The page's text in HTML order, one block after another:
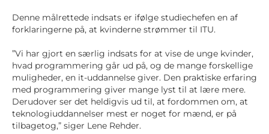
Denne målrettede indsats er ifølge studiechefen en af
forklaringerne på, at kvinderne strømmer til ITU.
”Vi har gjort en særlig indsats for at vise de unge kvinder,
hvad programmering går ud på, og de mange forskellige
muligheder, en it-uddannelse giver. Den praktiske erfaring
med programmering giver mange lyst til at lære mere.
Derudover ser det heldigvis ud til, at fordommen om, at
teknologiuddannelser mest er noget for mænd, er på
tilbagetog,” siger Lene Rehder.